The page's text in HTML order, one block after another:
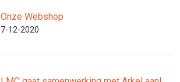
Onze Webshop
7-12-2020